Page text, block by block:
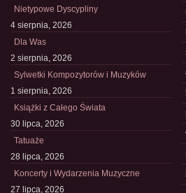
Nietypowe Dyscypliny
4 sierpnia, 2026
Dla Was
2 sierpnia, 2026
Sylwetki Kompozytorów i Muzyków
1 sierpnia, 2026
Książki z Całego Świata
30 lipca, 2026
Tatuaże
28 lipca, 2026
Koncerty i Wydarzenia Muzyczne
27 lipca, 2026